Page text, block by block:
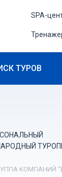
SPA-
ТУРОВ
КОМПАНИЙ